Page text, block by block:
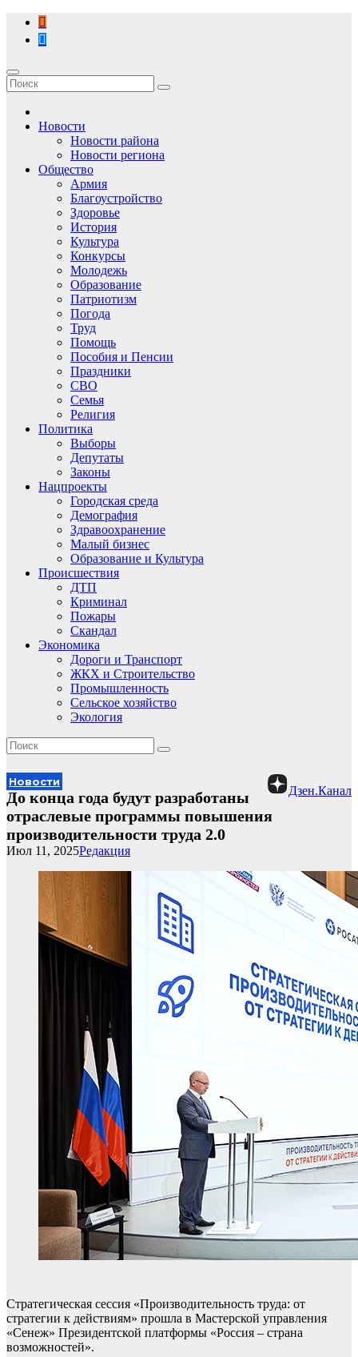
Перейти
содержимому
Новости
Новости района
Новости региона
Общество
Армия
Благоустройство
Здоровье
История
Культура
Конкурсы
Молодежь
Образование
Патриотизм
Погода
Труд
Помощь
Пособия и Пенсии
Праздники
СВО
Семья
Религия
Политика
Выборы
Депутаты
Законы
Нацпроекты
Городская среда
Демография
Здравоохранение
Малый бизнес
Образование и Культура
Происшествия
ДТП
Криминал
Пожары
Скандал
Экономика
Дороги и Транспорт
ЖКХ и Строительство
Промышленность
Сельское хозяйство
Экология
Новости
Дзен.Канал
До конца года будут разработаны
отраслевые программы повышения
производительности труда 2.0
Редакция
Июл 11, 2025
Стратегическая сессия «Производительность труда: от
стратегии к действиям» прошла в Мастерской управления
«Сенеж» Президентской платформы «Россия – страна
возможностей».